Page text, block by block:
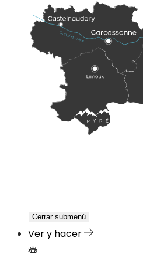
Cerrar submenú
Ver y hacer